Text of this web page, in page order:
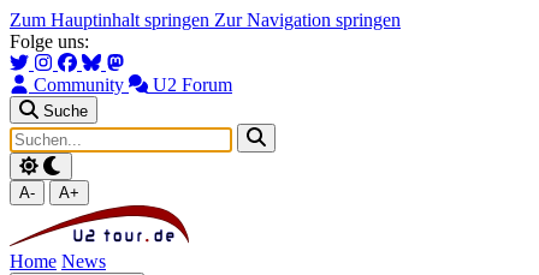
Zum Hauptinhalt springen Zur Navigation springen
Folge uns:
Community U2 Forum
Suche
A- A+
Home News